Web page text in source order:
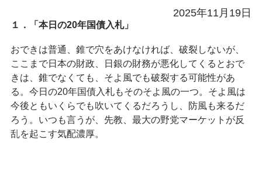
2025年11月19日
１．「本日の20年国債入札」
おできは普通、錐で穴をあけなければ、破裂しないが、
ここまで日本の財政、日銀の財務が悪化してくるとおで
きは、錐でなくても、そよ風でも破裂する可能性があ
る。今日の20年国債入札もそのそよ風の一つ。そよ風は
今後ともいくらでも吹いてくるだろうし、防風も来るだ
ろう。いつも言うが、先教、最大の野党マーケットが反
乱を起こす気配濃厚。